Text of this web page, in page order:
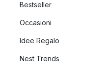
Bestseller
Occasioni
Idee Regalo
Nest Trends